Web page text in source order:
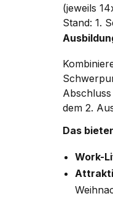
(jeweils
Stand: 1.
dem 2.
Das
Work-